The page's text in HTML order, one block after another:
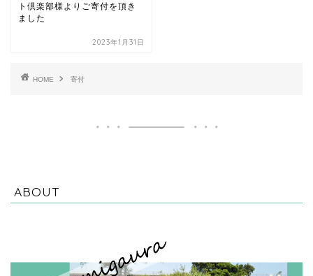
ト倶楽部様よりご寄付を頂き
ました
2023年1月31日
HOME 寄付
ABOUT